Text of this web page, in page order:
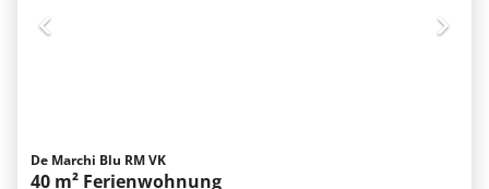
De Marchi Blu RM VK
40 m² Ferienwohnung